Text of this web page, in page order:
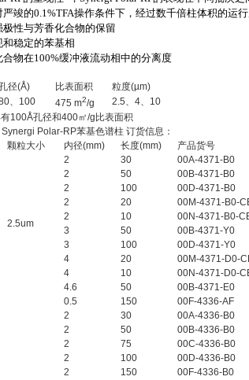
严竣的0.1%TFA操作条件下，经过数千倍柱体积的运
性与芳香化合物的保留
稳定的苯基相
物在100%缓冲液流动相中的分离度
径(Å) 比表面积 粒度(µm)
、100 475 m2/g 2.5、4、10
100Å孔径和400㎡/g比表面积
Polar-RP苯基色谱柱 订货信息：
颗粒大小 内径(mm) 长度(mm) 产品货号
2.5um
2 30
00A-4371-B0
2
50
00B-4371-B0
2
100
00D-4371-B0
2
20
00M-4371-B0-
2
10
00N-4371-B0-
3
50
00B-4371-Y0
3
100
00D-4371-Y0
4
20
00M-4371-D0-
4
10
00N-4371-D0-
4.6
50 00B-4371-E0
0.5 150
00F-4336-AF
2
30
00A-4336-B0
2
50
00B-4336-B0
2
75
00C-4336-B0
2
100
00D-4336-B0
2
150
00F-4336-B0